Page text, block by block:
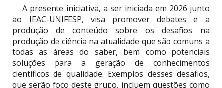
A presente iniciativa, a ser iniciada em 2026 junto
ao IEAC-UNIFESP, visa promover debates e a
produção de conteúdo sobre os desafios na
produção de ciência na atualidade que são comuns a
todas as áreas do saber, bem como potenciais
soluções para a geração de conhecimentos
científicos de qualidade. Exemplos desses desafios,
que serão foco deste grupo, incluem questões como